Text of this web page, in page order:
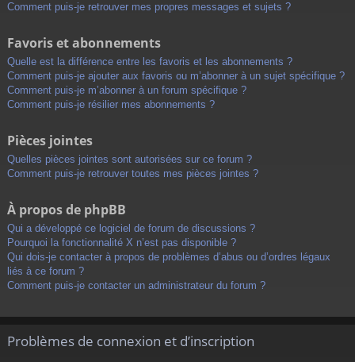
Comment puis-je retrouver mes propres messages et sujets ?
Favoris et abonnements
Quelle est la différence entre les favoris et les abonnements ?
Comment puis-je ajouter aux favoris ou m’abonner à un sujet spécifique ?
Comment puis-je m’abonner à un forum spécifique ?
Comment puis-je résilier mes abonnements ?
Pièces jointes
Quelles pièces jointes sont autorisées sur ce forum ?
Comment puis-je retrouver toutes mes pièces jointes ?
À propos de phpBB
Qui a développé ce logiciel de forum de discussions ?
Pourquoi la fonctionnalité X n’est pas disponible ?
Qui dois-je contacter à propos de problèmes d’abus ou d’ordres légaux
liés à ce forum ?
Comment puis-je contacter un administrateur du forum ?
Problèmes de connexion et d’inscription